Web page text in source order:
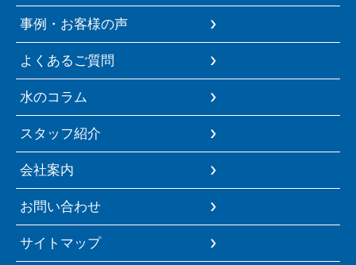
事例・お客様の声
よくあるご質問
水のコラム
スタッフ紹介
会社案内
お問い合わせ
サイトマップ